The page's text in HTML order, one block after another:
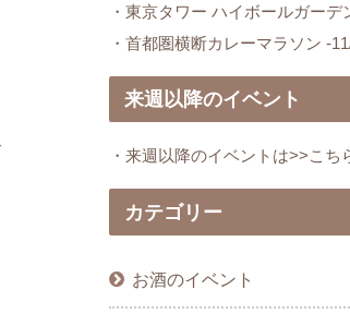
・東京タワー ハイボールガーデ
・首都圏横断カレーマラソン -
来週以降のイベント
・来週以降のイベントは>>こち
カテゴリー
お酒のイベント